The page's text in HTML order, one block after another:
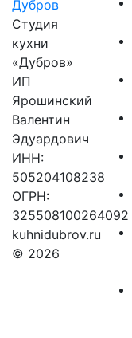
Студия
кухни
«Дубров»
ИП
Ярошинский
Валентин
Эдуардович
ИНН:
505204108238
ОГРН:
325508100264092
kuhnidubrov.ru
© 2026